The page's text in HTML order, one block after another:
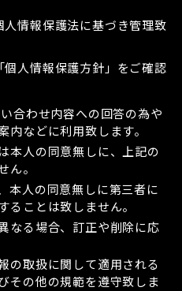
情報保護法に基づき管理致
人情報保護方針」をご確認
合わせ内容への回答の為や
内などに利用致します。
本人の同意無しに、上記の
ん。
本人の同意無しに第三者に
ることは致しません。
なる場合、訂正や削除に応
の取扱に関して適用される
その他の規範を遵守致しま